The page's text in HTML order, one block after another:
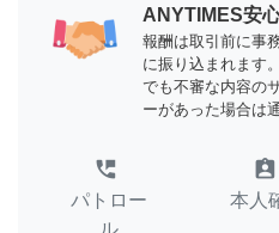
ANYTIMES安
報酬は取引前に事
に振り込まれます
でも不審な内容の
ーがあった場合は
perm_phone_msg
パトロー
ル
assignment_ind
本人